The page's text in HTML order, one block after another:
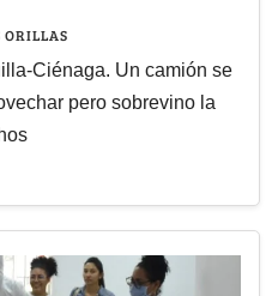
ORILLAS
Ciénaga. Un camión se
pero sobrevino la